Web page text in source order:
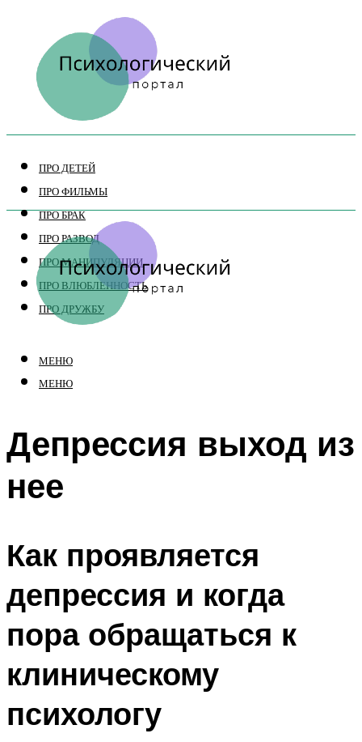
ПРО ДЕТЕЙ
ПРО ФИЛЬМЫ
ПРО БРАК
ПРО РАЗВОД
ПРО МАНИПУЛЯЦИИ
ПРО ВЛЮБЛЕННОСТЬ
ПРО ДРУЖБУ
МЕНЮ
МЕНЮ
Депрессия выход из
нее
Как проявляется
депрессия и когда
пора обращаться к
клиническому
психологу